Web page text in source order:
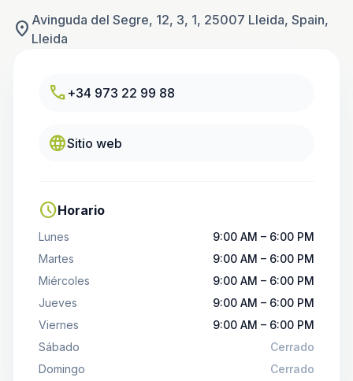
location_on Avinguda del Segre, 12, 3, 1, 25007 Lleida, Spain,
Lleida
call +34 973 22 99 88
languageSitio web
scheduleHorario
Lunes
9:00 AM – 6:00 PM
Martes
9:00 AM – 6:00 PM
Miércoles
9:00 AM – 6:00 PM
Jueves
9:00 AM – 6:00 PM
Viernes
9:00 AM – 6:00 PM
Sábado
Cerrado
Domingo
Cerrado